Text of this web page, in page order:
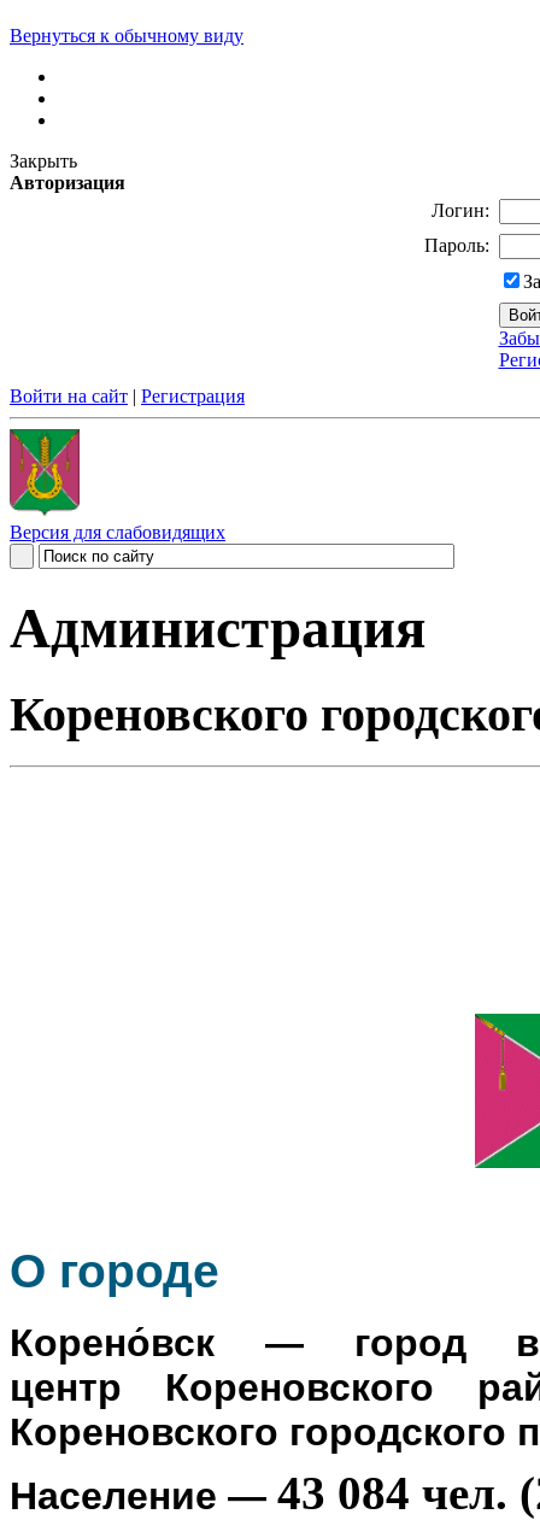
Вернуться к обычному виду
Закрыть
Авторизация
Логин:
Пароль:
Войти на сайт | Регистрация
Версия для слабовидящих
Администрация
Кореновского
О городе
Корено́вск — город в
центр Кореновского
Кореновского городского
Население — 43 084 чел.